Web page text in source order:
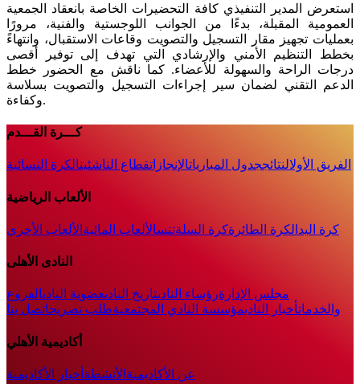
استعرض المدير التنفيذي كافة التحضيرات الخاصة بانعقاد الجمعية
العمومية المقبلة، بدءًا من الجوانب اللوجستية والفنية، مرورًا
بعمليات تجهيز مقار التسجيل والتصويت وقاعات الاستقبال، وانتهاءً
بخطط التنظيم الأمني والإرشادي التي تهدف إلى توفير أقصى
درجات الراحة والسهولة للأعضاء. كما ناقش مع الحضور خطط
الدعم التقني لضمان سير إجراءات التسجيل والتصويت بسلاسة
وكفاءة.
كـــرة القـــدم
الفريق الأولالنتائججدول المبارياتالإنجازاتقطاع الناشئينالكرة النسائية
الألعاب الرياضية
كرة اليد الكرة الطائرةكرة السلةتنسالألعاب المائية الألعاب الأخرى
النادى الأهلى
مجلس الإدارةرؤساء النادىتاريخ النادىعضوية النادىالفروع
والخدماتأخبار الناديمؤسسة النادي المجتمعيةطلب تصريحاتصل بنا
أكاديمية الأهلي
عن الأكاديمية الأنشطة أخبار الأكاديمية